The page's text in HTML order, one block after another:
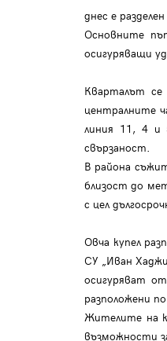
днес е разделен
Основните
осигуряващи
Кварталът се
централните
линия 11, 4 и
свързаност.
В района
близост до
с цел
Овча купел
СУ „Иван
осигуряват
разположени
Жителите на
възможности